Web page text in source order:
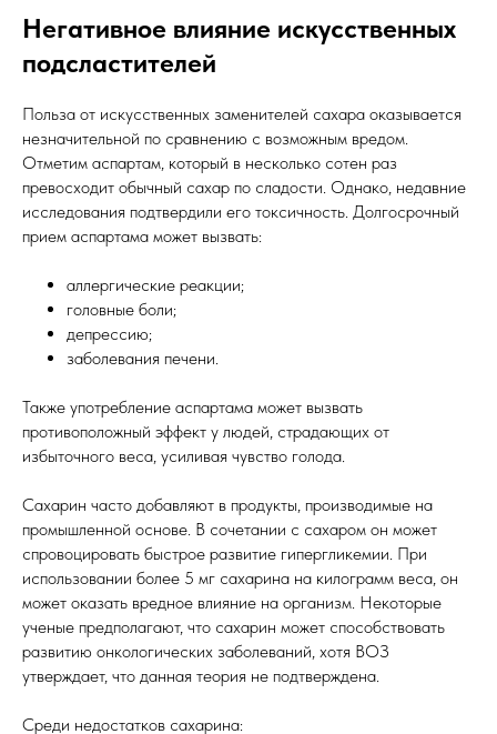
Негативное влияние искусственных
подсластителей
Польза от искусственных заменителей сахара оказывается
незначительной по сравнению с возможным вредом.
Отметим аспартам, который в несколько сотен раз
превосходит обычный сахар по сладости. Однако, недавние
исследования подтвердили его токсичность. Долгосрочный
прием аспартама может вызвать:
аллергические реакции;
головные боли;
депрессию;
заболевания печени.
Также употребление аспартама может вызвать
противоположный эффект у людей, страдающих от
избыточного веса, усиливая чувство голода.
Сахарин часто добавляют в продукты, производимые на
промышленной основе. В сочетании с сахаром он может
спровоцировать быстрое развитие гипергликемии. При
использовании более 5 мг сахарина на килограмм веса, он
может оказать вредное влияние на организм. Некоторые
ученые предполагают, что сахарин может способствовать
развитию онкологических заболеваний, хотя ВОЗ
утверждает, что данная теория не подтверждена.
Среди недостатков сахарина: